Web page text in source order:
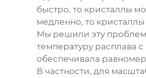
быстро, то кристаллы
медленно, то
Мы решили эту
температуру расплава
обеспечивала
В частности, для